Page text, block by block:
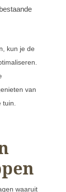
kun je de
van
waaruit